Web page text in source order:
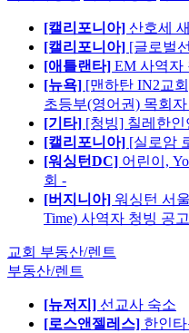
[캘리포니아] 산호세
[캘리포니아] [글로벌
[애틀랜타] EM 사역자
[뉴욕] [맨하탄 IN2교
초등부(영어권) 목회
[기타] [청빙] 칠레한
[캘리포니아] [실로암
[워싱턴DC] 어린이,
회 -
[버지니아] 워싱턴 서
Time) 사역자 청빙 공고
교회 부동산/렌트
부동산/렌트
[뉴저지] 선교사 숙소
[로스앤젤레스] 한인